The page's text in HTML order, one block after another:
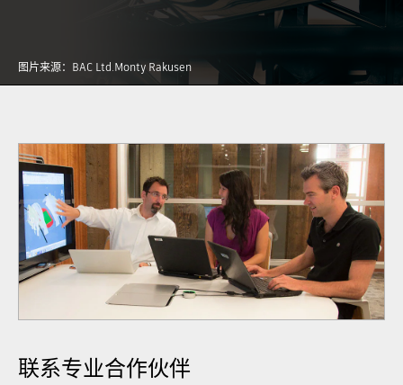
图片来源：BAC Ltd.Monty Rakusen
联系专业合作伙伴